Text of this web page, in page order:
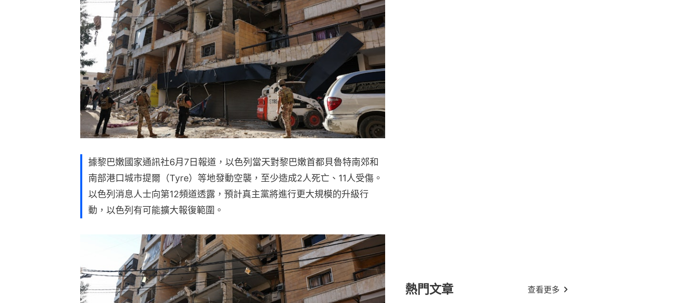
據黎巴嫩國家通訊社6月7日報道，以色列當天對黎巴嫩首都貝魯特南郊和
南部港口城市提爾（Tyre）等地發動空襲，至少造成2人死亡、11人受傷。
以色列消息人士向第12頻道透露，預計真主黨將進行更大規模的升級行
動，以色列有可能擴大報復範圍。
熱門文章 查看更多